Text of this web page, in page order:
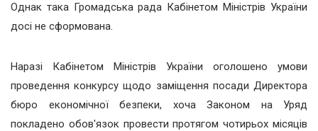
Однак така Громадська рада Кабінетом Міністрів України
досі не сформована.
Наразі Кабінетом Міністрів України оголошено умови
проведення конкурсу щодо заміщення посади Директора
бюро економічної безпеки, хоча Законом на Уряд
покладено обов'язок провести протягом чотирьох місяців